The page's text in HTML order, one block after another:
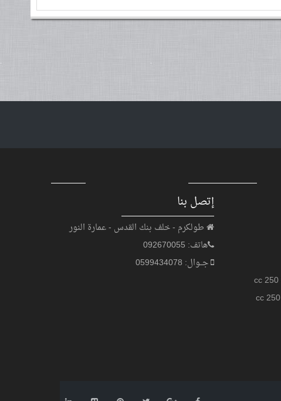
إتصل بنا
طولكرم - خلف بنك القدس - عمارة النور
هاتف: 092670055
جــوال: 0599434078